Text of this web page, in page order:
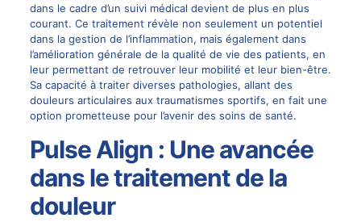
dans le cadre d’un suivi médical devient de plus en plus
courant. Ce traitement révèle non seulement un potentiel
dans la gestion de l’inflammation, mais également dans
l’amélioration générale de la qualité de vie des patients, en
leur permettant de retrouver leur mobilité et leur bien-être.
Sa capacité à traiter diverses pathologies, allant des
douleurs articulaires aux traumatismes sportifs, en fait une
option prometteuse pour l’avenir des soins de santé.
Pulse Align : Une avancée
dans le traitement de la
douleur